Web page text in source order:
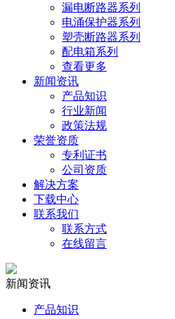
漏电断路器系列
电涌保护器系列
塑壳断路器系列
配电箱系列
查看更多
新闻资讯
产品知识
行业新闻
政策法规
荣誉资质
专利证书
公司资质
解决方案
下载中心
联系我们
联系方式
在线留言
新闻资讯
产品知识